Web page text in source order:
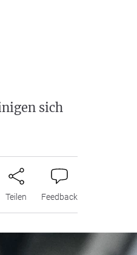
sich
Teilen Feedback